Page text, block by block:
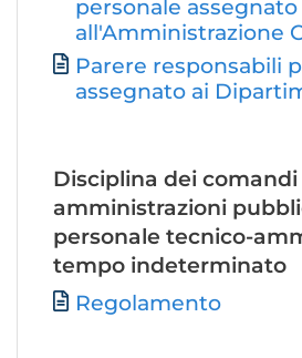
personale assegnato
all'Amministrazione
Parere responsabili
assegnato ai
Disciplina dei
amministrazioni
personale tecnico-
tempo indeterminato
FileRegolamento